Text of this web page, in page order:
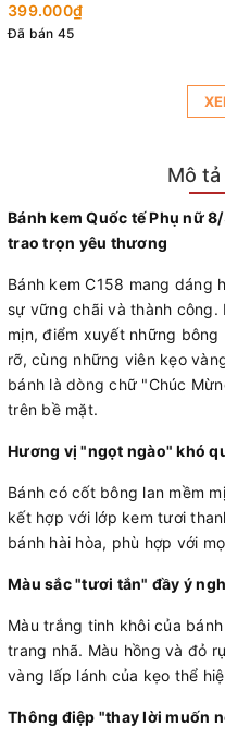
399.000₫
Đã bán 32
Mô
Bánh kem Quốc tế Phụ nữ
trao trọn yêu thương
Bánh kem C158 mang
sự vững chãi và thành
mịn, điểm xuyết những
rỡ, cùng những viên kẹo
bánh là dòng chữ "Chúc
trên bề mặt.
Hương vị "ngọt ngào" khó
Bánh có cốt bông lan mềm
kết hợp với lớp kem tươi
bánh hài hòa, phù hợp với
Màu sắc "tươi tắn" đầy ý
Màu trắng tinh khôi của
trang nhã. Màu hồng và đỏ
vàng lấp lánh của kẹo thể
Thông điệp "thay lời muốn